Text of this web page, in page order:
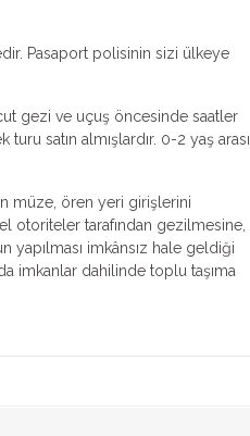
Pasaport polisinin sizi ülkeye
gezi ve uçuş öncesinde saatler
satın almışlardır. 0-2 yaş arası
müze, ören yeri girişlerini
otoriteler tarafından gezilmesine,
imkânsız hale geldiği
imkanlar dahilinde toplu taşıma